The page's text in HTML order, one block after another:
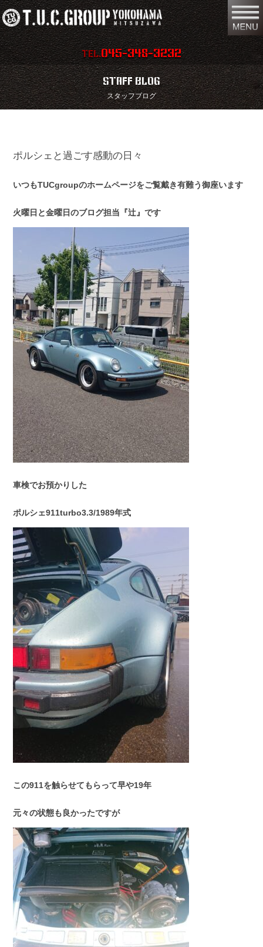
TEL.045-348-3232
在庫車両情報 店舗情報
保証内容 地図
スタッフ紹介 お問い合わせ
特別作業 注文販売
買取無料査定 パーツリスト
TUCとは？
リクルート
スタッフブログ 納車情報
ホーム T.U.C.GROUP
STAFF BLOG
スタッフブログ
ポルシェと過ごす感動の日々
いつもTUCgroupのホームページをご覧戴き有難う御座います
火曜日と金曜日のブログ担当『辻』です
車検でお預かりした
ポルシェ911turbo3.3/1989年式
この911を触らせてもらって早や19年
元々の状態も良かったですが